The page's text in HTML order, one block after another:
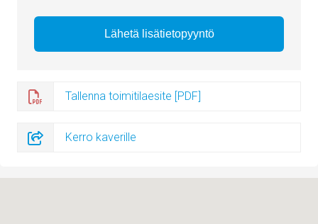
Tallenna toimitilaesite [PDF]
Kerro kaverille